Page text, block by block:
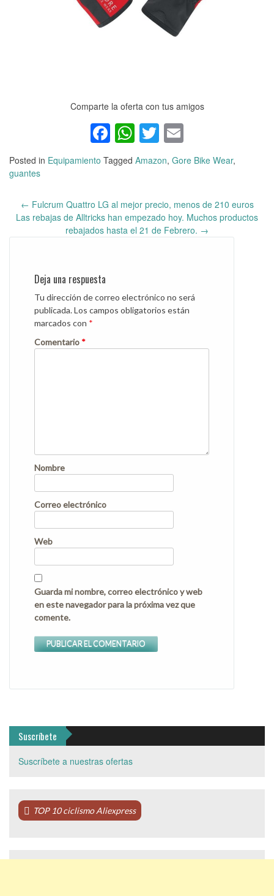
Comparte la oferta con tus amigos
Facebook
WhatsApp
Twitter
Posted in Equipamiento Tagged Amazon, Gore Bike Wear,
guantes
Post
← Fulcrum Quattro LG al mejor precio, menos de 210 euros
Las rebajas de Alltricks han empezado hoy. Muchos productos
rebajados hasta el 21 de Febrero. →
Deja una respuesta
Tu dirección de correo electrónico no será
publicada.Los campos obligatorios están
marcados con *
Comentario *
Nombre
Correo electrónico
Web
Guarda mi nombre, correo electrónico y web
en este navegador para la próxima vez que
comente.
Suscríbete
Suscríbete a nuestras ofertas
TOP 10 ciclismo Aliexpress